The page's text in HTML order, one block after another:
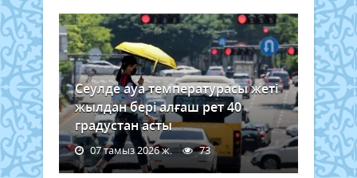
Сеулде ауа температурасы жеті
жылдан бері алғаш рет 40
градустан асты
07 тамыз 2026 ж. 73